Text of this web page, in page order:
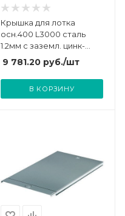
Крышка для лотка
осн.400 L3000 сталь
1.2мм с заземл. цинк-
ламель DKC 3552612ZL
9 781.20руб./шт
В КОРЗИНУ